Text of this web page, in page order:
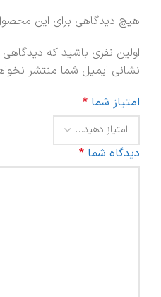
هیچ دیدگاهی برای این
اولین نفری باشید که دیدگاهی را
نشانی ایمیل شما منتشر
امتیاز شما *
دیدگاه شما *